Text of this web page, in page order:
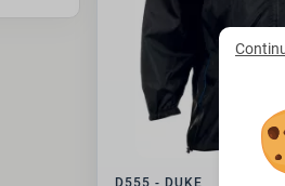
D555 - DUKE